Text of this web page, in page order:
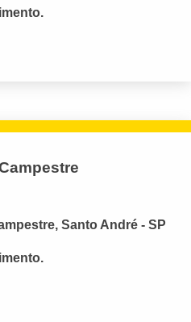
Santo André - SP